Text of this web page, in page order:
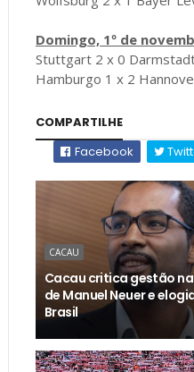
Domingo, 1º de
Stuttgart 2 x 0
Hamburgo 1 x 2
COMPARTILHE
Facebook
CACAU
Cacau critica gestão
de Manuel Neuer e
Brasil